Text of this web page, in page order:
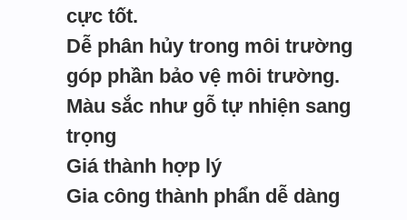
cực tốt.
Dễ phân hủy trong môi trường
góp phần bảo vệ môi trường.
Màu sắc như gỗ tự nhiện sang
trọng
Giá thành hợp lý
Gia công thành phẩn dễ dàng